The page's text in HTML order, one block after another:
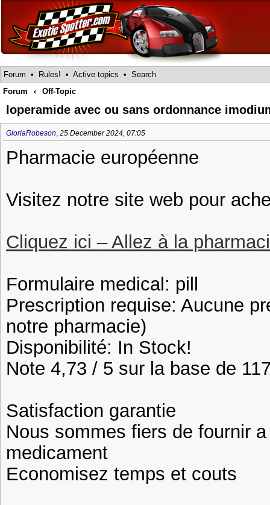
Forum • Rules! • Active topics • Search
Forum
‹ Off-Topic
loperamide avec ou sans ordonnance
GloriaRobeson, 25 December 2024, 07:05
Pharmacie européenne
Visitez notre site web pour
Cliquez ici – Allez à la
Formulaire medical: pill
Prescription requise: Aucune
notre pharmacie)
Disponibilité: In Stock!
Note 4,73 / 5 sur la base de
Satisfaction garantie
Nous sommes fiers de fournir
medicament
Economisez temps et couts